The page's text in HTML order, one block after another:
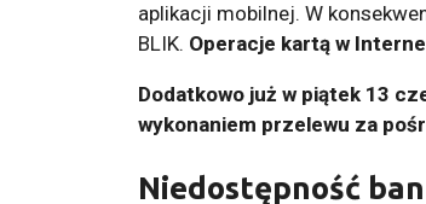
aplikacji mobilnej. W
BLIK. Operacje kartą w
Dodatkowo już w piątek 13
wykonaniem przelewu za
Niedostępność